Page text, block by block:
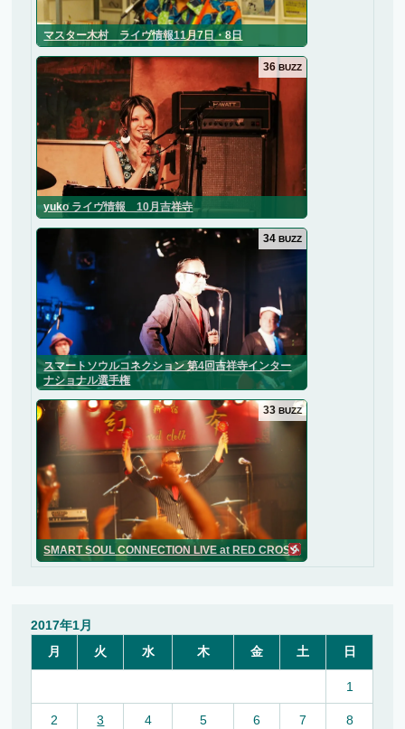
マスター木村 ライヴ情報11月7日・8日
yuko ライヴ情報 10月吉祥寺
36 BUZZ
スマートソウルコネクション 第4回吉祥寺インター
ナショナル選手権
34 BUZZ
SMART SOUL CONNECTION LIVE at RED CROSS
33 BUZZ
2017年1月
月
火 水 木 金 土 日
1
2 3 4 5 6 7 8